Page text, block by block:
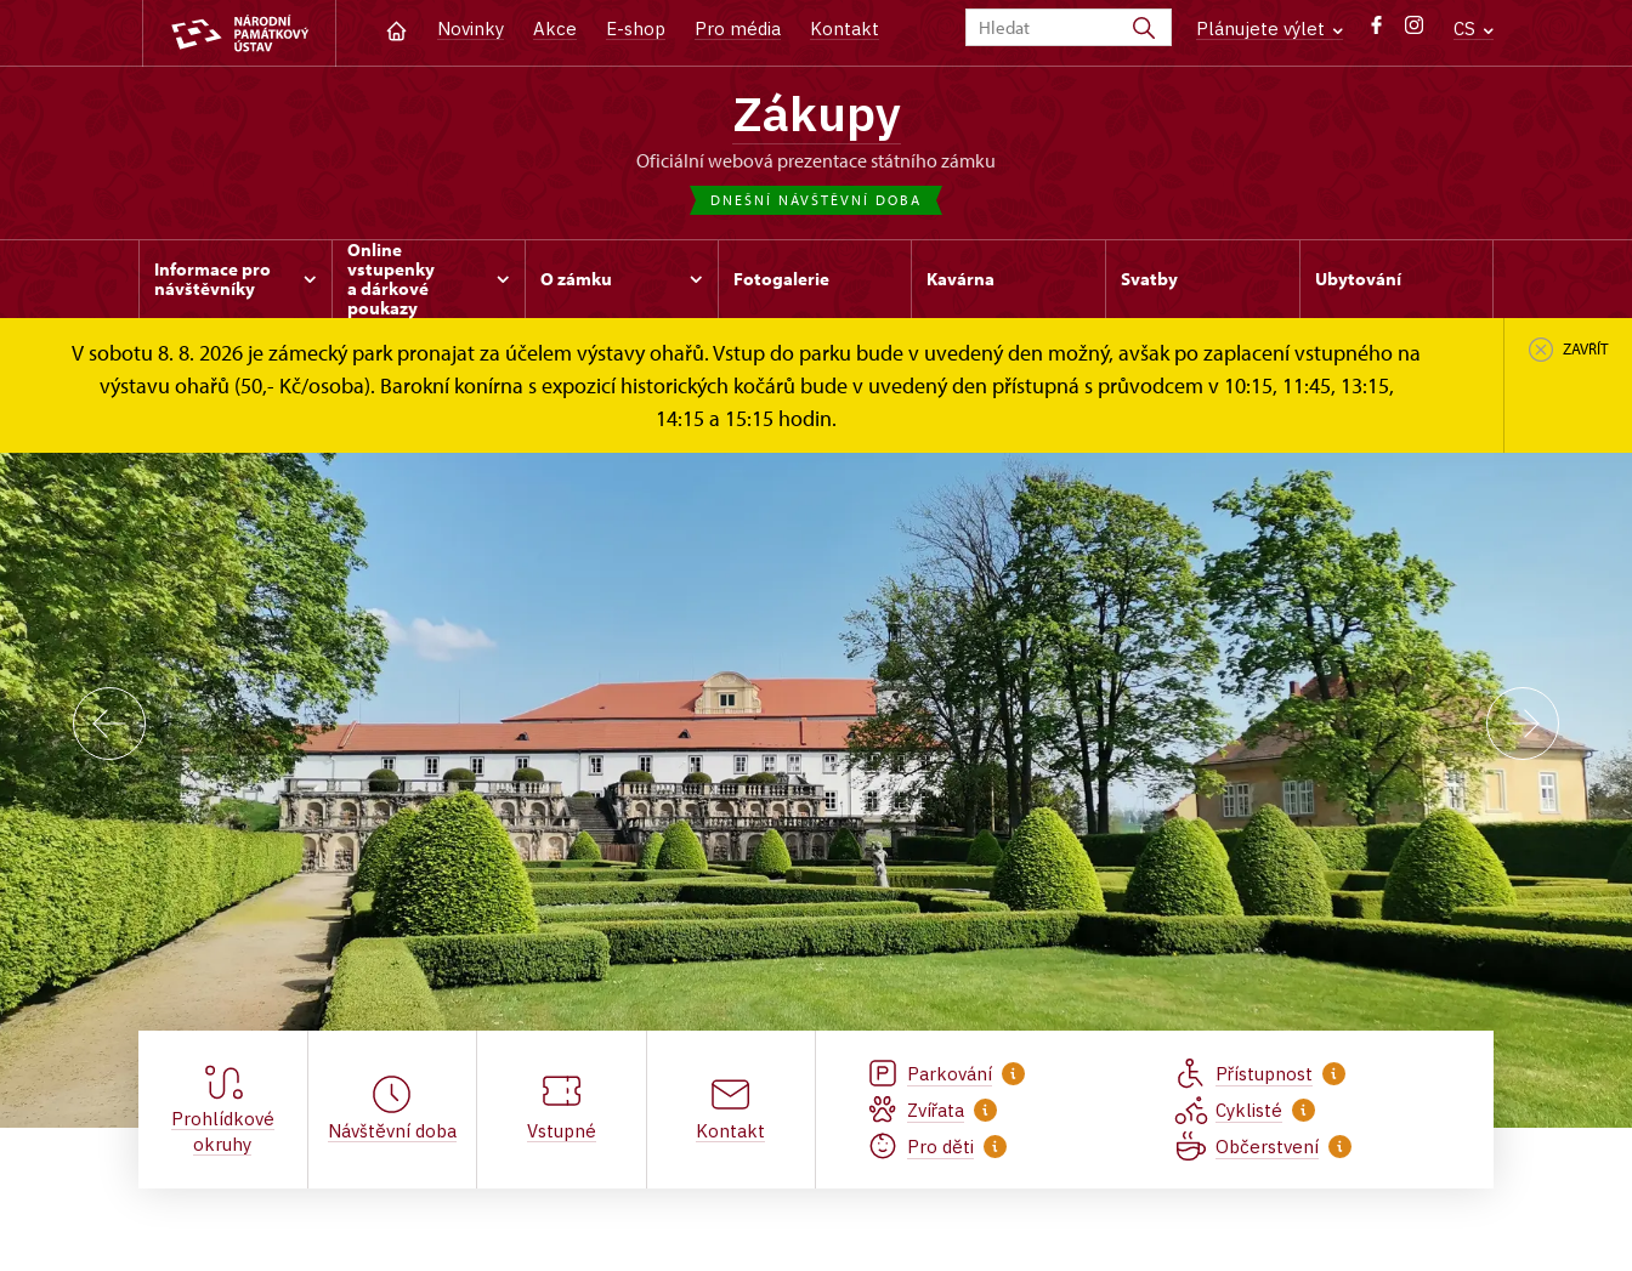
Novinky Akce E-shop Pro média Kontakt Plánujete výlet CS
Zákupy
oficiální webová prezentace státního zámku
DNEŠNÍ NÁVŠTĚVNÍ DOBA
Informace pro
návštěvníky
Online
vstupenky
a dárkové
poukazy
O zámku Fotogalerie Kavárna Svatby Ubytování
V sobotu 8. 8. 2026 je zámecký park pronajat za účelem výstavy ohařů. Vstup do parku bude v uvedený den možný, avšak po zaplacení vstupného na
výstavu ohařů (50,- Kč/osoba). Barokní konírna s expozicí historických kočárů bude v uvedený den přístupná s průvodcem v 10:15, 11:45, 13:15,
14:15 a 15:15 hodin.
ZAVŘÍT
Prohlídkové
okruhy
Návštěvní doba Vstupné Kontakt
Parkování
Přístupnost
Zvířata
Cyklisté
Pro děti
Občerstvení